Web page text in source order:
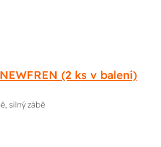
(2 ks v balení)
silný zábě